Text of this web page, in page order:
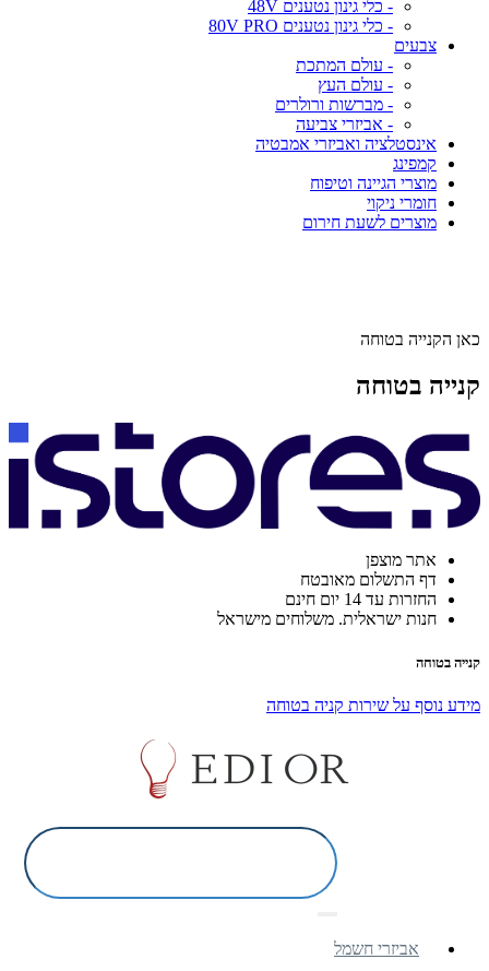
- כלי גינון נטענים 48V
- כלי גינון נטענים 80V PRO
צבעים
- עולם המתכת
- עולם העץ
- מברשות ורולרים
- אביזרי צביעה
אינסטלציה ואביזרי אמבטיה
קמפינג
מוצרי הגיינה וטיפוח
חומרי ניקוי
מוצרים לשעת חירום
כאן הקנייה בטוחה
קנייה בטוחה
אתר מוצפן
דף התשלום מאובטח
החזרות עד 14 יום חינם
חנות ישראלית. משלוחים מישראל
קנייה בטוחה
מידע נוסף על שירות קניה בטוחה
אביזרי חשמל